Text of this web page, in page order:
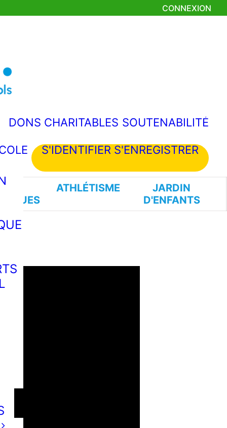
CONNEXION
DONS CHARITABLES SOUTENABILITÉ
S'IDENTIFIER S'ENREGISTRER
ATHLÉTISME
JARDIN
D'ENFANTS